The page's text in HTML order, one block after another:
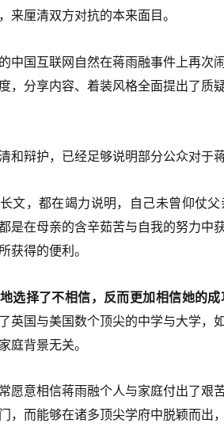
来厘清双方对抗的本来面目。
中国互联网自然在蒋雨融事件上再次
，分享内容、着装风格全面提出了质
和辩护，已经足够说明部分公众对于
文，都在竭力说明，自己未曾仰仗
是在母亲的含辛茹苦与自我的努力中
获得的便利。
选择了不相信，反而更加相信她的
英国与美国数个顶尖的中学与大学，
庭背景无关。
愿意相信蒋雨融个人与家庭付出了艰
，而能够在诸多顶尖学府中脱颖而出